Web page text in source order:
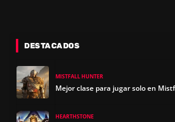
DESTACADOS
MISTFALL HUNTER
Mejor clase para jugar solo en
HEARTHSTONE